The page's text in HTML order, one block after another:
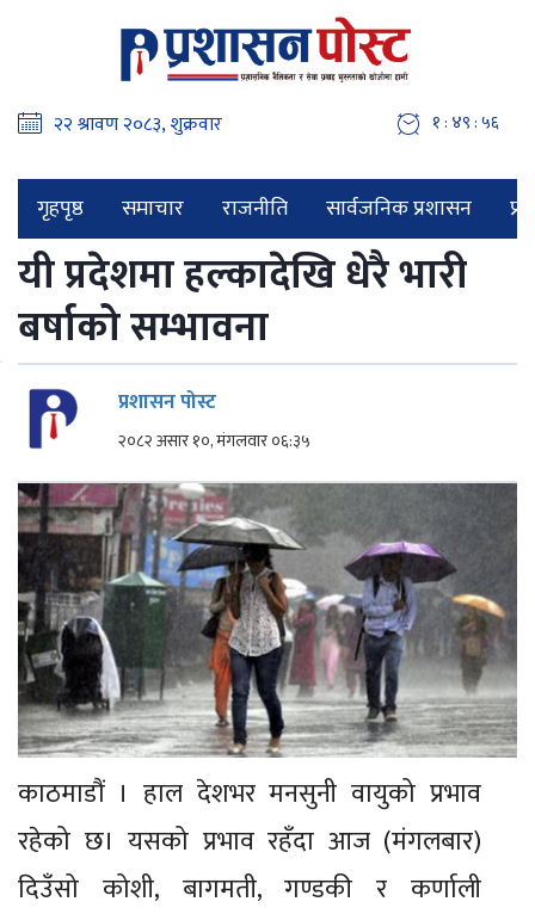
१ : ४९ : ५७
गृहपृष्ठ समाचार राजनीति सार्वजनिक प्रशासन
यी प्रदेशमा हल्कादेखि धेरै भारी
बर्षाको सम्भावना
प्रशासन पोस्ट
२०८२ असार १०, मंगलवार ०६:३५
काठमाडौं । हाल देशभर मनसुनी वायुको प्रभाव
रहेको छ। यसको प्रभाव रहँदा आज (मंगलबार)
दिउँसो कोशी, बागमती, गण्डकी र कर्णाली